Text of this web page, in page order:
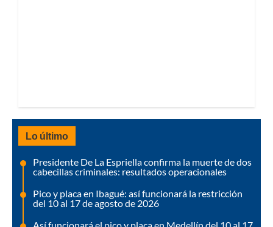
Lo último
Presidente De La Espriella confirma la muerte de dos
cabecillas criminales: resultados operacionales
Pico y placa en Ibagué: así funcionará la restricción
del 10 al 17 de agosto de 2026